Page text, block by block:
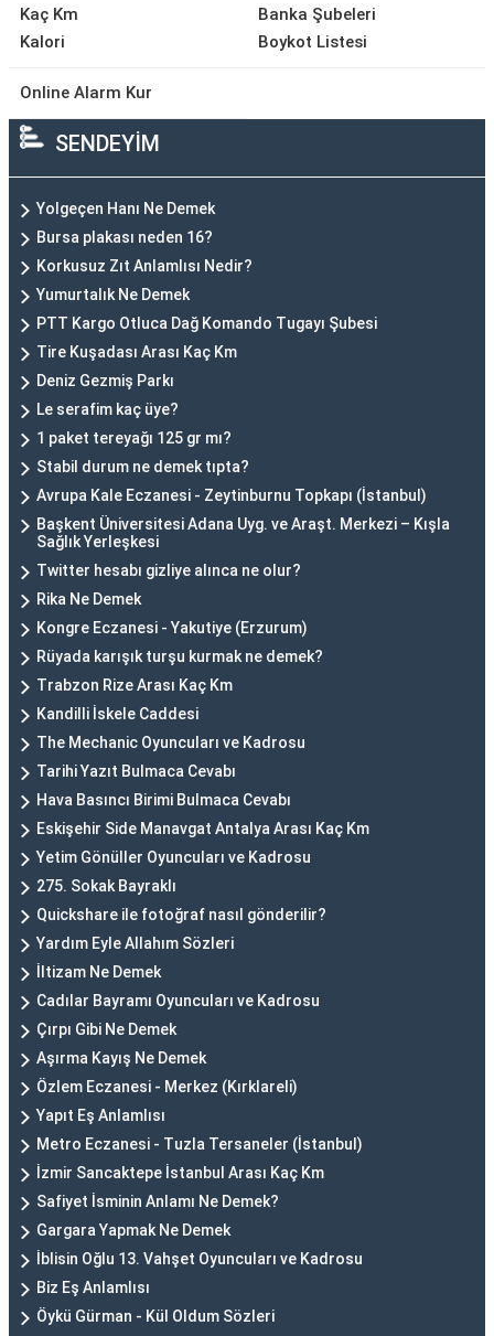
Kaç Km
Kalori
Banka Şubeleri
Boykot Listesi
Online Alarm Kur
SENDEYİM
Yolgeçen Hanı Ne Demek
Bursa plakası neden 16?
Korkusuz Zıt Anlamlısı Nedir?
Yumurtalık Ne Demek
PTT Kargo Otluca Dağ Komando Tugayı Şubesi
Tire Kuşadası Arası Kaç Km
Deniz Gezmiş Parkı
Le serafim kaç üye?
1 paket tereyağı 125 gr mı?
Stabil durum ne demek tıpta?
Avrupa Kale Eczanesi - Zeytinburnu Topkapı (İstanbul)
Başkent Üniversitesi Adana Uyg. ve Araşt. Merkezi – Kışla
Sağlık Yerleşkesi
Twitter hesabı gizliye alınca ne olur?
Rika Ne Demek
Kongre Eczanesi - Yakutiye (Erzurum)
Rüyada karışık turşu kurmak ne demek?
Trabzon Rize Arası Kaç Km
Kandilli İskele Caddesi
The Mechanic Oyuncuları ve Kadrosu
Tarihi Yazıt Bulmaca Cevabı
Hava Basıncı Birimi Bulmaca Cevabı
Eskişehir Side Manavgat Antalya Arası Kaç Km
Yetim Gönüller Oyuncuları ve Kadrosu
275. Sokak Bayraklı
Quickshare ile fotoğraf nasıl gönderilir?
Yardım Eyle Allahım Sözleri
İltizam Ne Demek
Cadılar Bayramı Oyuncuları ve Kadrosu
Çırpı Gibi Ne Demek
Aşırma Kayış Ne Demek
Özlem Eczanesi - Merkez (Kırklareli)
Yapıt Eş Anlamlısı
Metro Eczanesi - Tuzla Tersaneler (İstanbul)
İzmir Sancaktepe İstanbul Arası Kaç Km
Safiyet İsminin Anlamı Ne Demek?
Gargara Yapmak Ne Demek
İblisin Oğlu 13. Vahşet Oyuncuları ve Kadrosu
Biz Eş Anlamlısı
Öykü Gürman - Kül Oldum Sözleri